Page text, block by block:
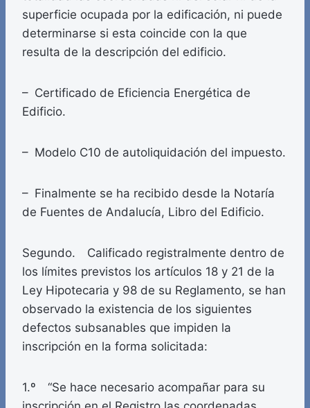
superficie ocupada por la edificación, ni puede
determinarse si esta coincide con la que
resulta de la descripción del edificio.
– Certificado de Eficiencia Energética de
Edificio.
– Modelo C10 de autoliquidación del impuesto.
– Finalmente se ha recibido desde la Notaría
de Fuentes de Andalucía, Libro del Edificio.
Segundo. Calificado registralmente dentro de
los límites previstos los artículos 18 y 21 de la
Ley Hipotecaria y 98 de su Reglamento, se han
observado la existencia de los siguientes
defectos subsanables que impiden la
inscripción en la forma solicitada:
1.º “Se hace necesario acompañar para su